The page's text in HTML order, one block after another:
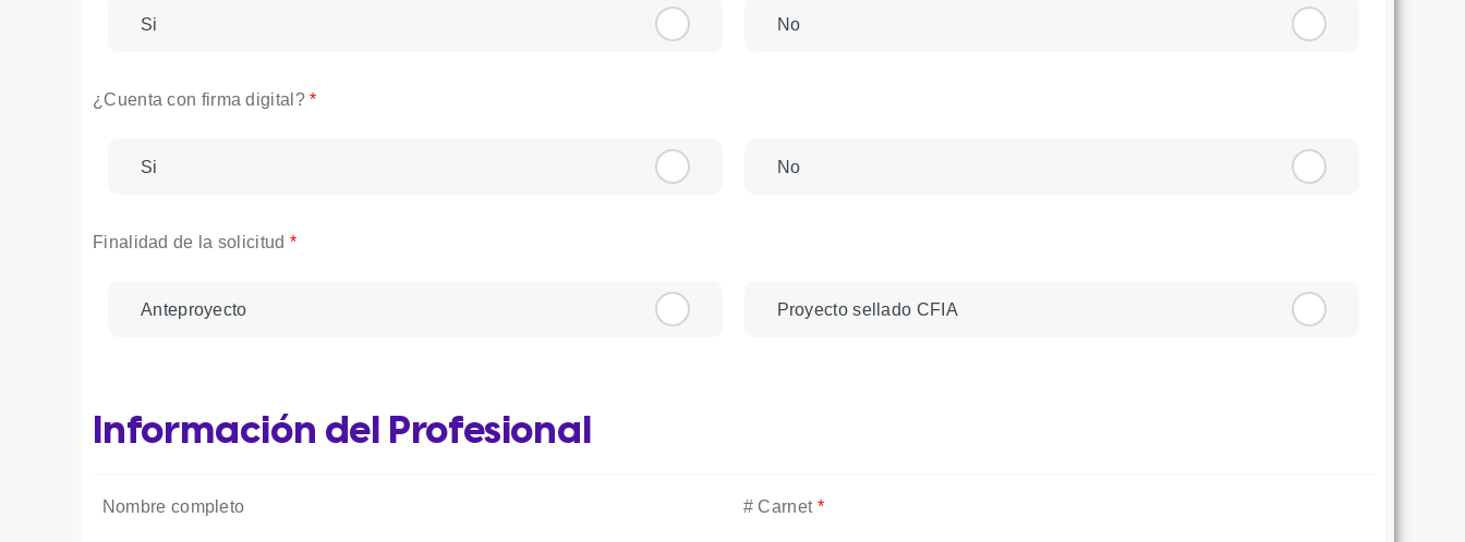
Si No
¿Cuenta con firma digital?*
Si No
Finalidad de la solicitud *
Anteproyecto Proyecto sellado CFIA
Información del Profesional
Nombre completo # Carnet *